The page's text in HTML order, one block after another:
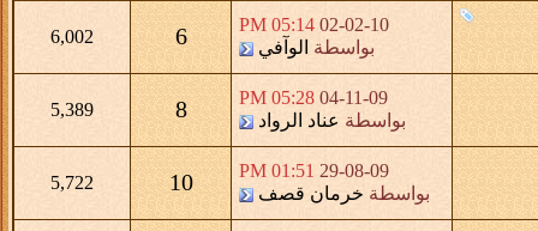
02-02-10
05:14 PM
بواسطة الوآفي 6
6,002
04-11-09
05:28 PM
بواسطة عناد الرواد 8
5,389
29-08-09
01:51 PM
بواسطة خرمان قصف 10
5,722